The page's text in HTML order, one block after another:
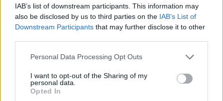
IAB’s list of downstream participants. This information may
also be disclosed by us to third parties on the IAB’s List of
Downstream Participants that may further disclose it to other
Please note that this website/app uses one or more Google
not limited to your visit or usage behaviour. You may click to
grant or deny consent to Google and its third-party tags to
use your data for below specified purposes in below Google
Personal Data Processing Opt Outs
I want to opt-out of the Sharing of my
personal data.
Opted In
daGoogle News